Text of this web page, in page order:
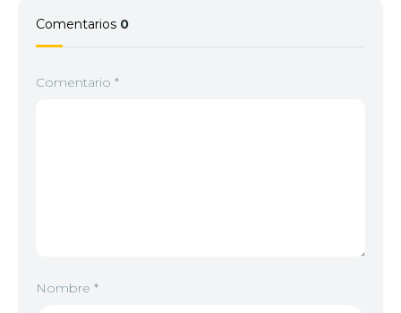
Comentarios 0
Comentario *
Nombre *